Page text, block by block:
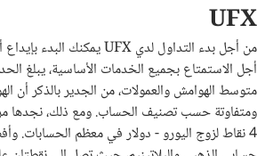
UFX
ومتفاوتة حسب تصنيف الحساب. ومع ذلك، نجدها
4 نقاط لزوج اليورو - دولار في معظم الحسابات.